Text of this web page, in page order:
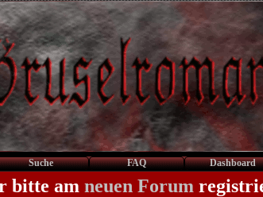
Suche FAQ Dashboard
bitte am neuen Forum